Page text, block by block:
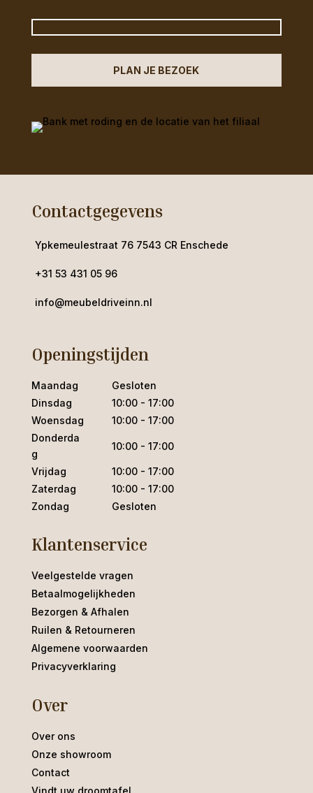
PLAN JE BEZOEK
Contactgegevens
Ypkemeulestraat 76 7543 CR Enschede
+31 53 431 05 96
info@meubeldriveinn.nl
Openingstijden
Maandag
Gesloten
Dinsdag
10:00 - 17:00
Woensdag
10:00 - 17:00
Donderda
g
10:00 - 17:00
Vrijdag
10:00 - 17:00
Zaterdag
10:00 - 17:00
Zondag
Gesloten
Klantenservice
Veelgestelde vragen
Betaalmogelijkheden
Bezorgen & Afhalen
Ruilen & Retourneren
Algemene voorwaarden
Privacyverklaring
Over
Over ons
Onze showroom
Contact